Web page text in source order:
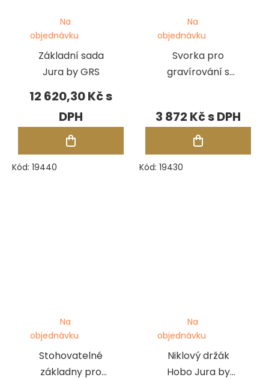
Základní sada
Jura by GRS
Na
objednávku
12 620,30 Kč
Kód: 19440
Svorka pro
gravírování s
Na
objednávku
3 872 Kč
Kód: 19430
Stohovatelné
základny pro
Na
objednávku
Niklový držák
Hobo Jura by
Na
objednávku